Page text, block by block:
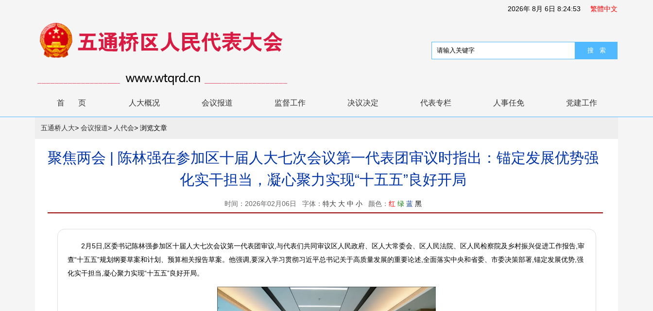
2026年 8月 6日 8:24:53 繁體中文
首 页 人大概况 会议报道 监督工作 决议决定 代表专栏 人事任免 党建工作
五通桥人大> 会议报道> 人代会> 浏览文章
聚焦两会 | 陈林强在参加区十届人大七次会议第一代表团审议时指出：锚定发展优势强
化实干担当，凝心聚力实现“十五五”良好开局
时间：2026年02月06日 字体： 特大 大 中 小颜色： 红 绿 蓝 黑
2月5日,区委书记陈林强参加区十届人大七次会议第一代表团审议,与代表们共同审议区人民政府、区人大常委会、区人民法院、区人民检察院及乡村振兴促进工作报告,审
查“十五五”规划纲要草案和计划、预算相关报告草案。他强调,要深入学习贯彻习近平总书记关于高质量发展的重要论述,全面落实中央和省委、市委决策部署,锚定发展优势,强
化实干担当,凝心聚力实现“十五五”良好开局。